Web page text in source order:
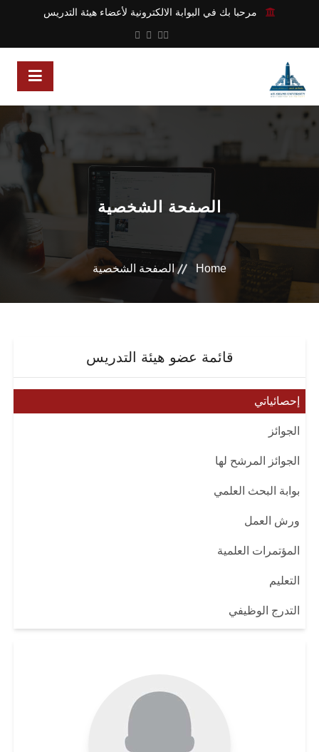
مرحبا بك في البوابة الالكترونية لأعضاء هيئة التدريس
الصفحة الشخصية
Home الصفحة الشخصية
قائمة عضو هيئة التدريس
إحصائياتي
الجوائز
الجوائز المرشح لها
بوابة البحث العلمي
ورش العمل
المؤتمرات العلمية
التعليم
التدرج الوظيفي